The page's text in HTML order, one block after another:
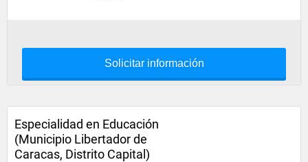
Solicitar información
Especialidad en Educación
(Municipio Libertador de
Caracas, Distrito Capital)